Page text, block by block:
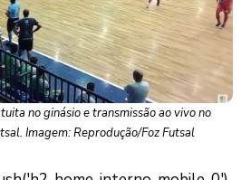
no ginásio e transmissão ao vivo no
Imagem: Reprodução/Foz Futsal